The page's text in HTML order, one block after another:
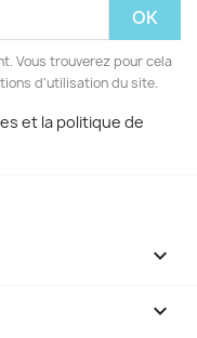
Vous trouverez pour cela
d'utilisation du site.
et la politique de

